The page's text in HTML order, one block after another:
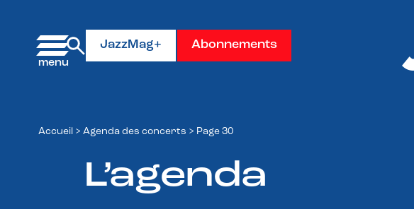
JazzMag+ Abonnements
Accueil > Agenda des concerts > Page 30
L’agenda